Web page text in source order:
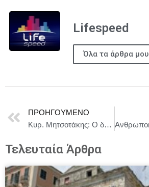
Lifespeed
Όλα τα άρθρα μου
ΠΡΟΗΓΟΎΜΕΝΟ
Κυρ. Μητσοτάκης: Ο δρόμος προς την ευρύτερη περιφερειακή σταθερότητα περνάει μέσα από συμφωνίες γνήσια γειτονικών χωρών, με βάση το Διεθνές Δίκαιο
Τελευταία Άρθρα